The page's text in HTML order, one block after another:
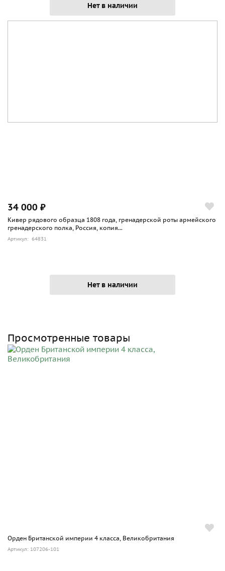
Нет в наличии
34 000 ₽
Кивер рядового образца 1808 года, гренадерской роты армейского
гренадерского полка, Россия, копия...
Артикул: 64831
Нет в наличии
Просмотренные товары
Орден Британской империи 4 класса, Великобритания
Артикул: 107206-101